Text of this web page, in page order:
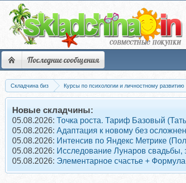
Последние сообщения
Складчина биз Курсы по психологии и личностному развитию
Новые складчины:
05.08.2026: Точка роста. Тариф Базовый
05.08.2026: Адаптация к новому без
05.08.2026: Интенсив по Яндекс Метрике
05.08.2026: Исследование Лунаров свадьбы,
05.08.2026: Элементарное счастье +